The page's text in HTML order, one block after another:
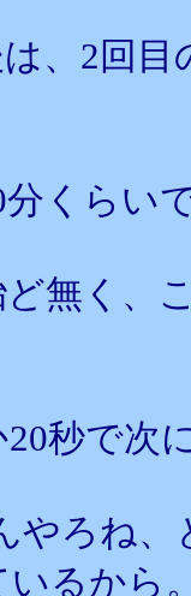
、2回
くらい
無く、
秒で次
やろね
いるから